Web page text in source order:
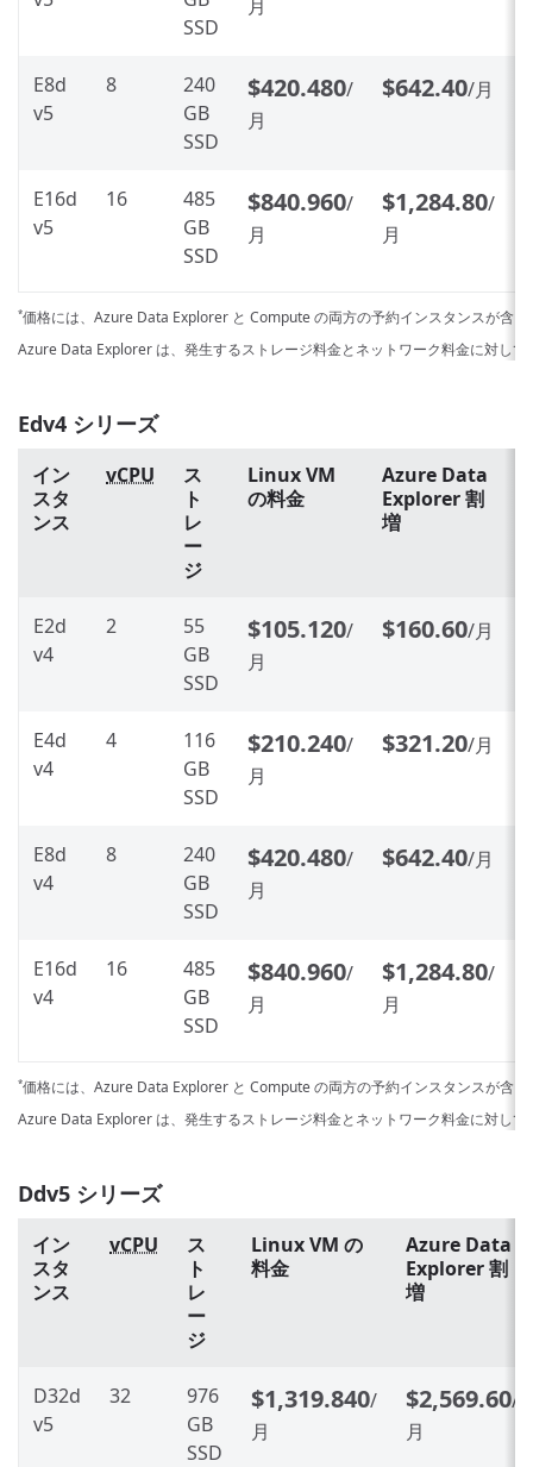
SSD
月
E8d
v5
8
240
GB
SSD
$420.480/
月
$642.40/月
E16d
v5
16
485
GB
SSD
$840.960/
月
$1,284.80/
月
*価格には、Azure Data Explorer と Compute の両方の予約インスタンスが含ま
Azure Data Explorer は、発生するストレージ料金とネットワーク料金に対して
Edv4 シリーズ
イン
スタ
ンス
vCPU
ス
ト
レ
ー
ジ
Linux VM
の料金
Azure Data
Explorer 割
増
E2d
v4
2
55
GB
SSD
$105.120/
月
$160.60/月
E4d
v4
4
116
GB
SSD
$210.240/
月
$321.20/月
E8d
v4
8
240
GB
SSD
$420.480/
月
$642.40/月
E16d
v4
16
485
GB
SSD
$840.960/
月
$1,284.80/
月
*価格には、Azure Data Explorer と Compute の両方の予約インスタンスが含ま
Azure Data Explorer は、発生するストレージ料金とネットワーク料金に対して
Ddv5 シリーズ
イン
スタ
ンス
vCPU
ス
ト
レ
ー
ジ
Linux VM の
料金
Azure Data
Explorer 割
増
D32d
v5
32
976
GB
SSD
$1,319.840/
月
$2,569.60/
月